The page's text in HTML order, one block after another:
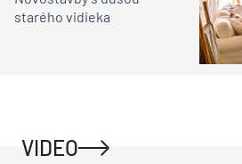
starého vidieka
VIDEO